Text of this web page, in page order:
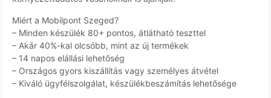
Miért a Mobilpont Szeged?
– Minden készülék 80+ pontos, átlátható teszttel
– Akár 40%-kal olcsóbb, mint az új termékek
– 14 napos elállási lehetőség
– Országos gyors kiszállítás vagy személyes átvétel
– Kiváló ügyfélszolgálat, készülékbeszámítás lehetősége